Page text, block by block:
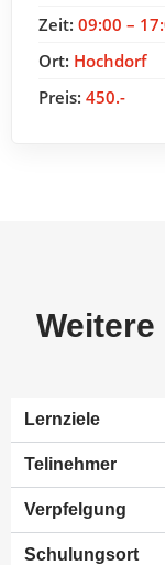
Zeit: 09:00 –
Ort: Hochdorf
Preis: 450.-
Lernziele
Telinehmer
Verpfelgung
Schulungsort